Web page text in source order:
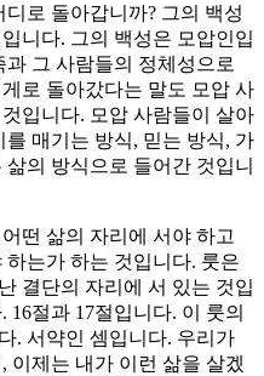
로 돌아갑니까? 그의 백성
니다. 그의 백성은 모압인입
그 사람들의 정체성으로
로 돌아갔다는 말도 모압 사
입니다. 모압 사람들이 살아
매기는 방식, 믿는 방식, 가
의 방식으로 들어간 것입니
떤 삶의 자리에 서야 하고
는가 하는 것입니다. 룻은
결단의 자리에 서 있는 것입
절과 17절입니다. 이 룻의
. 서약인 셈입니다. 우리가
이제는 내가 이런 삶을 살겠